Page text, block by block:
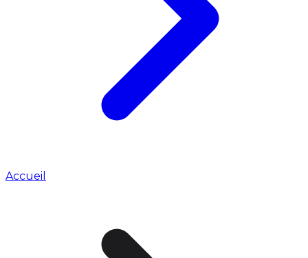
Accueil